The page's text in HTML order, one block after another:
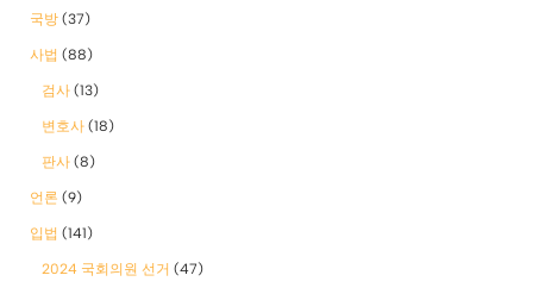
국방 (37)
사법 (88)
검사 (13)
변호사 (18)
판사 (8)
언론 (9)
입법 (141)
2024 국회의원 선거 (47)